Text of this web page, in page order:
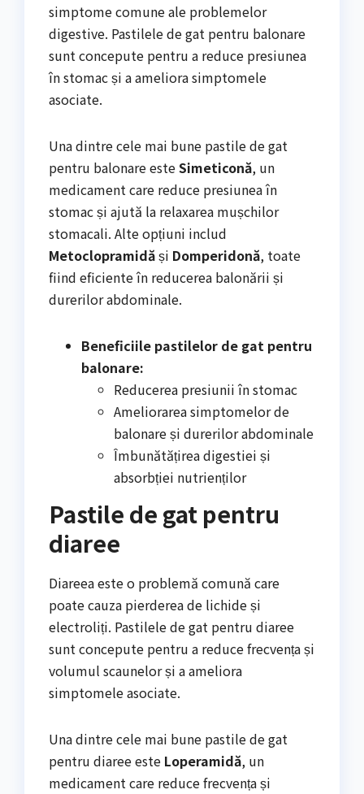
simptome comune ale problemelor
digestive. Pastilele de gat pentru balonare
sunt concepute pentru a reduce presiunea
în stomac și a ameliora simptomele
asociate.
Una dintre cele mai bune pastile de gat
pentru balonare esteSimeticonă, un
medicament care reduce presiunea în
stomac și ajută la relaxarea mușchilor
stomacali. Alte opțiuni includ
Metoclopramidăși Domperidonă, toate
fiind eficiente în reducerea balonării și
durerilor abdominale.
Beneficiile pastilelor de gat pentru
balonare:
Reducerea presiunii în stomac
Ameliorarea simptomelor de
balonare și durerilor abdominale
Îmbunătățirea digestiei și
absorbției nutrienților
Pastile de gat pentru
diaree
Diareea este o problemă comună care
poate cauza pierderea de lichide și
electroliți. Pastilele de gat pentru diaree
sunt concepute pentru a reduce frecvența și
volumul scaunelor și a ameliora
simptomele asociate.
Una dintre cele mai bune pastile de gat
pentru diaree este Loperamidă, un
medicament care reduce frecvența și